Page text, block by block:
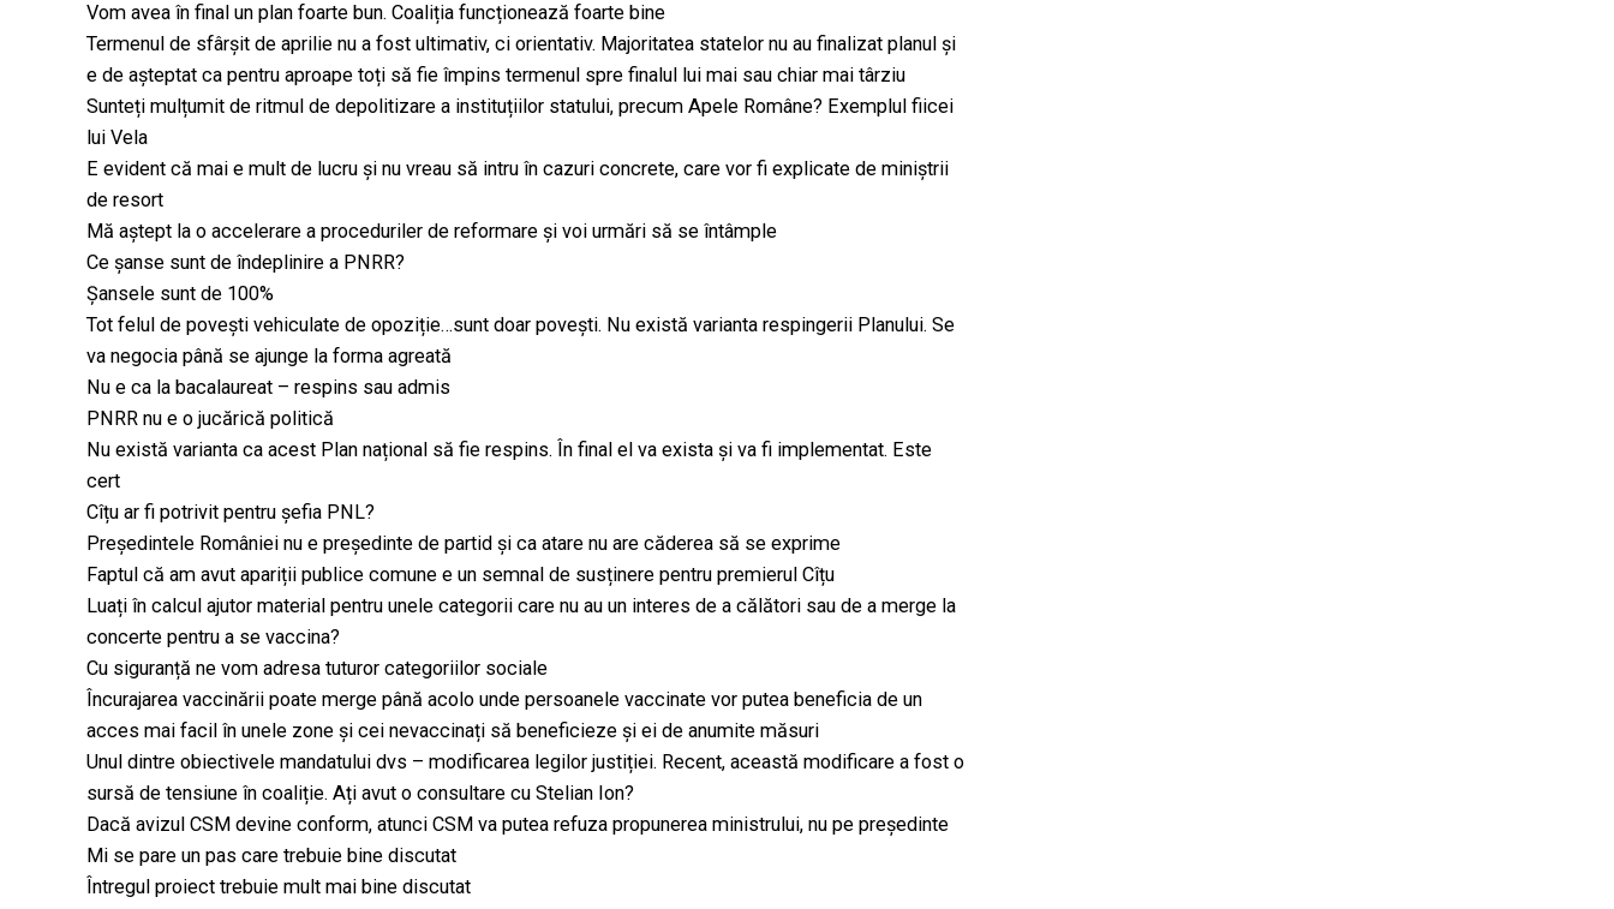
Vom avea în final un plan foarte bun. Coaliția funcționează foarte bine
Termenul de sfârșit de aprilie nu a fost ultimativ, ci orientativ. Majoritatea statelor nu au finalizat planul și
e de așteptat ca pentru aproape toți să fie împins termenul spre finalul lui mai sau chiar mai târziu
Sunteți mulțumit de ritmul de depolitizare a instituțiilor statului, precum Apele Române? Exemplul fiicei
lui Vela
E evident că mai e mult de lucru și nu vreau să intru în cazuri concrete, care vor fi explicate de miniștrii
de resort
Mă aștept la o accelerare a proceduriler de reformare și voi urmări să se întâmple
Ce șanse sunt de îndeplinire a PNRR?
Șansele sunt de 100%
Tot felul de povești vehiculate de opoziție…sunt doar povești. Nu există varianta respingerii Planului. Se
va negocia până se ajunge la forma agreată
Nu e ca la bacalaureat – respins sau admis
PNRR nu e o jucărică politică
Nu există varianta ca acest Plan național să fie respins. În final el va exista și va fi implementat. Este
cert
Cîțu ar fi potrivit pentru șefia PNL?
Președintele României nu e președinte de partid și ca atare nu are căderea să se exprime
Faptul că am avut apariții publice comune e un semnal de susținere pentru premierul Cîțu
Luați în calcul ajutor material pentru unele categorii care nu au un interes de a călători sau de a merge la
concerte pentru a se vaccina?
Cu siguranță ne vom adresa tuturor categoriilor sociale
Încurajarea vaccinării poate merge până acolo unde persoanele vaccinate vor putea beneficia de un
acces mai facil în unele zone și cei nevaccinați să beneficieze și ei de anumite măsuri
Unul dintre obiectivele mandatului dvs – modificarea legilor justiției. Recent, această modificare a fost o
sursă de tensiune în coaliție. Ați avut o consultare cu Stelian Ion?
Dacă avizul CSM devine conform, atunci CSM va putea refuza propunerea ministrului, nu pe președinte
Mi se pare un pas care trebuie bine discutat
Întregul proiect trebuie mult mai bine discutat